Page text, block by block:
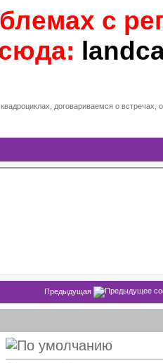
с
договариваемся о
Предыдущая